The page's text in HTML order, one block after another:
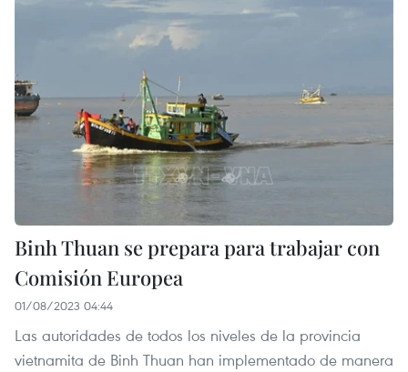
Binh Thuan se prepara para trabajar con
Comisión Europea
01/08/2023 04:44
Las autoridades de todos los niveles de la provincia
vietnamita de Binh Thuan han implementado de manera